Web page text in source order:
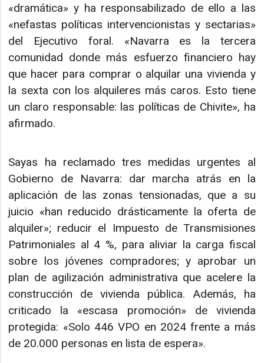
«dramática» y ha responsabilizado de ello a las
«nefastas políticas intervencionistas y sectarias»
del Ejecutivo foral. «Navarra es la tercera
comunidad donde más esfuerzo financiero hay
que hacer para comprar o alquilar una vivienda y
la sexta con los alquileres más caros. Esto tiene
un claro responsable: las políticas de Chivite», ha
afirmado.
Sayas ha reclamado tres medidas urgentes al
Gobierno de Navarra: dar marcha atrás en la
aplicación de las zonas tensionadas, que a su
juicio «han reducido drásticamente la oferta de
alquiler»; reducir el Impuesto de Transmisiones
Patrimoniales al 4 %, para aliviar la carga fiscal
sobre los jóvenes compradores; y aprobar un
plan de agilización administrativa que acelere la
construcción de vivienda pública. Además, ha
criticado la «escasa promoción» de vivienda
protegida: «Solo 446 VPO en 2024 frente a más
de 20.000 personas en lista de espera».